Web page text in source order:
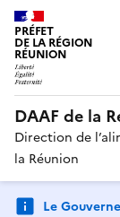
PRÉFET
DE LA RÉGION
RÉUNION
DAAF de la
Direction de
la Réunion
Le